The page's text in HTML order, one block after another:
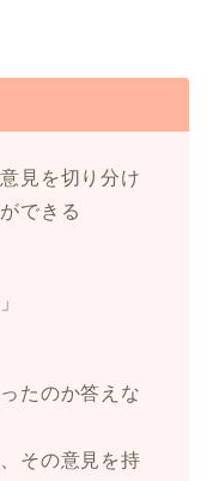
見を切り分け
できる
たのか答えな
その意見を持